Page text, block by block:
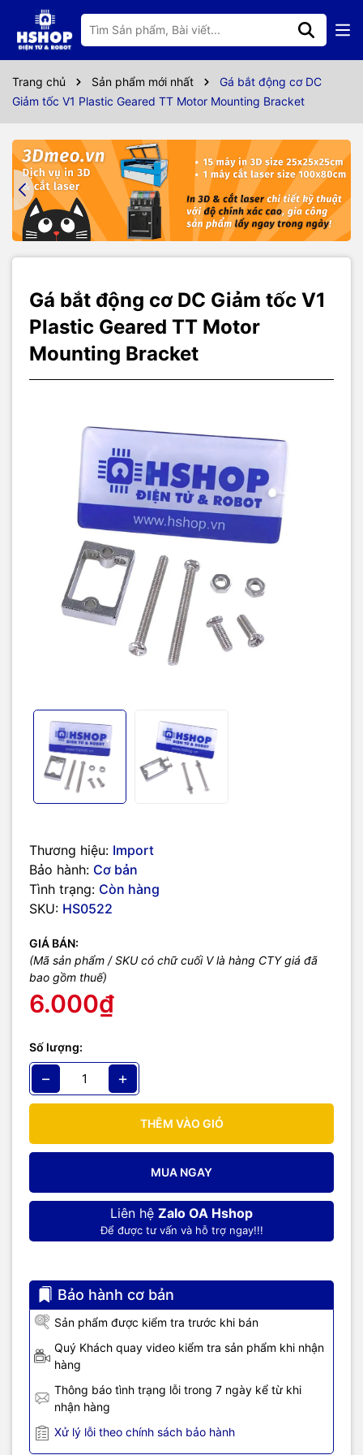
Trang chủ Sản phẩm mới nhất
Gá bắt động cơ DC
Giảm tốc V1 Plastic Geared TT Motor Mounting Bracket
Gá bắt động cơ DC Giảm tốc V1
Plastic Geared TT Motor
Mounting Bracket
Thương hiệu: Import
Bảo hành: Cơ bản
Tình trạng: Còn hàng
SKU: HS0522
GIÁ BÁN:
(Mã sản phẩm / SKU có chữ cuối V là hàng CTY giá đã
bao gồm thuế)
6.000₫
Số lượng:
− +
THÊM VÀO GIỎ
MUA NGAY
Liên hệ Zalo OA Hshop
Để được tư vấn và hỗ trợ ngay!!!
Bảo hành cơ bản
Sản phẩm được kiểm tra trước khi bán
Quý Khách quay video kiểm tra sản phẩm khi nhận
hàng
Thông báo tình trạng lỗi trong 7 ngày kể từ khi
nhận hàng
Xử lý lỗi theo chính sách bảo hành
Thông số kỹ thuật
Gá bắt động cơ DC Giảm tốc V1 Plastic Geared TT Motor Mounting
Bracket giúp bắt động cơ vào khung robot, mô hình một cách dễ
dàng, gá bắt được làm bằng kim loại rất bền và chắc chắn.